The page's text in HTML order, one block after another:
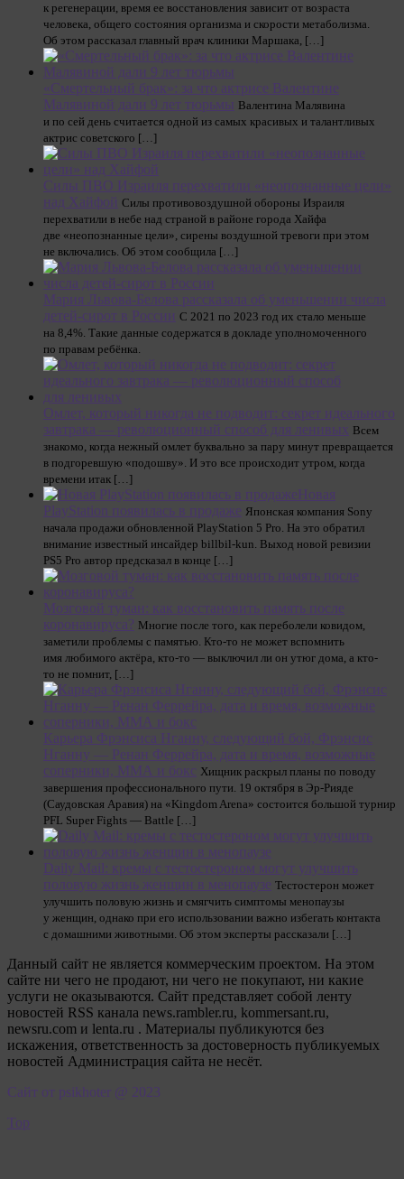
к регенерации, время ее восстановления зависит от возраста
человека, общего состояния организма и скорости метаболизма.
Об этом рассказал главный врач клиники Маршака, […]
«Смертельный брак»: за что актрисе Валентине
Малявиной дали 9 лет тюрьмы Валентина Малявина
и по сей день считается одной из самых красивых и талантливых
актрис советского […]
Силы ПВО Израиля перехватили «неопознанные цели»
над Хайфой Силы противовоздушной обороны Израиля
перехватили в небе над страной в районе города Хайфа
две «неопознанные цели», сирены воздушной тревоги при этом
не включались. Об этом сообщила […]
Мария Львова-Белова рассказала об уменьшении числа
детей-сирот в России С 2021 по 2023 год их стало меньше
на 8,4%. Такие данные содержатся в докладе уполномоченного
по правам ребёнка.
Омлет, который никогда не подводит: секрет идеального
завтрака — революционный способ для ленивых Всем
знакомо, когда нежный омлет буквально за пару минут превращается
в подгоревшую «подошву». И это все происходит утром, когда
времени итак […]
Новая
PlayStation появилась в продаже Японская компания Sony
начала продажи обновленной PlayStation 5 Pro. На это обратил
внимание известный инсайдер billbil-kun. Выход новой ревизии
PS5 Pro автор предсказал в конце […]
Мозговой туман: как восстановить память после
коронавируса? Многие после того, как переболели ковидом,
заметили проблемы с памятью. Кто-то не может вспомнить
имя любимого актёра, кто-то — выключил ли он утюг дома, а кто-
то не помнит, […]
Карьера Фрэнсиса Нганну, следующий бой, Фрэнсис
Нганну — Ренан Феррейра, дата и время, возможные
соперники, MMA и бокс Хищник раскрыл планы по поводу
завершения профессионального пути. 19 октября в Эр-Рияде
(Саудовская Аравия) на «Kingdom Arena» состоится большой турнир
PFL Super Fights — Battle […]
Daily Mail: кремы с тестостероном могут улучшить
половую жизнь женщин в менопаузе Тестостерон может
улучшить половую жизнь и смягчить симптомы менопаузы
у женщин, однако при его использовании важно избегать контакта
с домашними животными. Об этом эксперты рассказали […]
Данный сайт не является коммерческим проектом. На этом
сайте ни чего не продают, ни чего не покупают, ни какие
услуги не оказываются. Сайт представляет собой ленту
новостей RSS канала news.rambler.ru, kommersant.ru,
newsru.com и lenta.ru . Материалы публикуются без
искажения, ответственность за достоверность публикуемых
новостей Администрация сайта не несёт.
Сайт от psikhoter @ 2023
Top